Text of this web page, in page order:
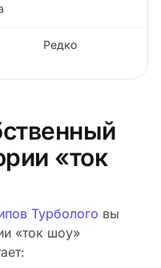
Редко
«ток
Турболого вы
«ток шоу»